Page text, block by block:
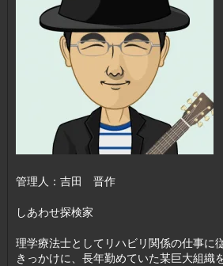
管理人：吉田 晋作
しあわせ探検家
理学療法士としてリハビリ関係の仕事に
きっかけに、長年勤めていた某巨大組織